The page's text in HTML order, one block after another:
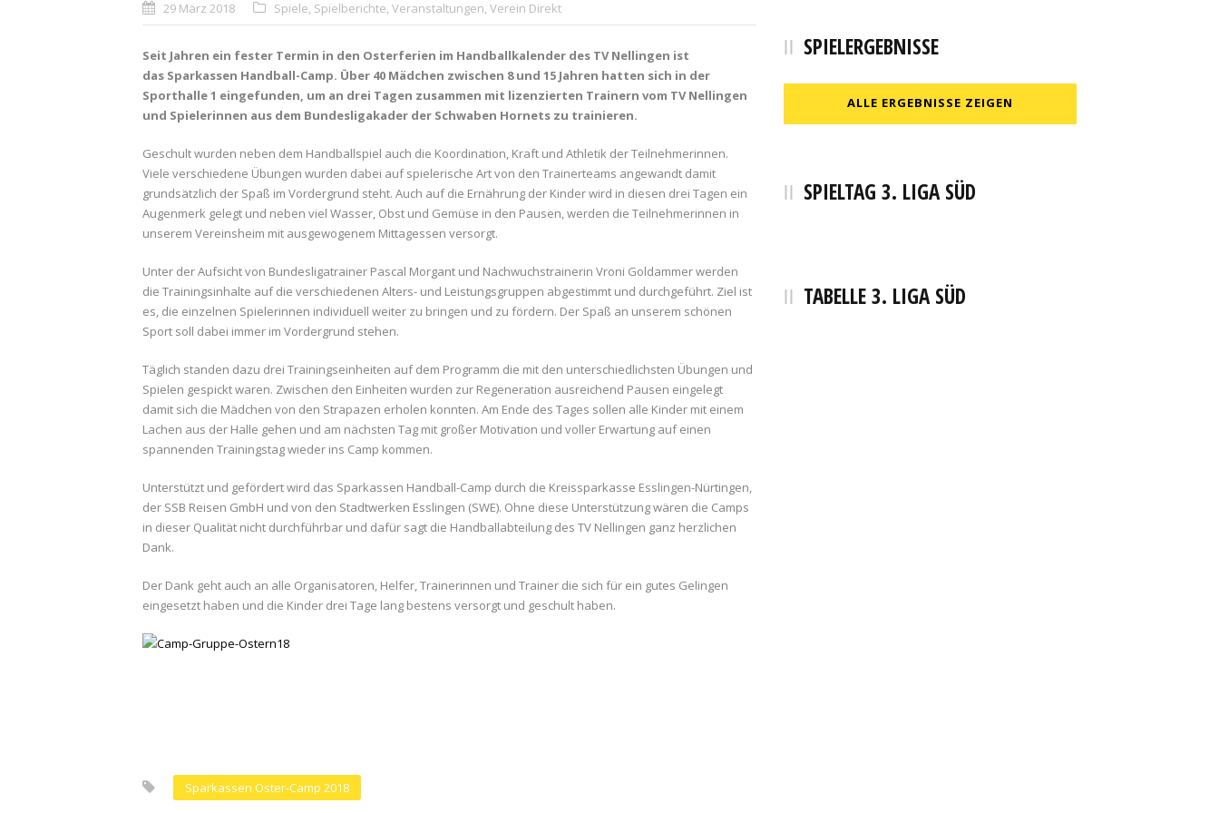
29 März 2018 Spiele, Spielberichte, Veranstaltungen, Verein Direkt
Seit Jahren ein fester Termin in den Osterferien im Handballkalender des TV Nellingen ist
das Sparkassen Handball-Camp. Über 40 Mädchen zwischen 8 und 15 Jahren hatten sich in der
Sporthalle 1 eingefunden, um an drei Tagen zusammen mit lizenzierten Trainern vom TV Nellingen
und Spielerinnen aus dem Bundesligakader der Schwaben Hornets zu trainieren.
Geschult wurden neben dem Handballspiel auch die Koordination, Kraft und Athletik der Teilnehmerinnen.
Viele verschiedene Übungen wurden dabei auf spielerische Art von den Trainerteams angewandt damit
grundsätzlich der Spaß im Vordergrund steht. Auch auf die Ernährung der Kinder wird in diesen drei Tagen ein
Augenmerk gelegt und neben viel Wasser, Obst und Gemüse in den Pausen, werden die Teilnehmerinnen in
unserem Vereinsheim mit ausgewogenem Mittagessen versorgt.
Unter der Aufsicht von Bundesligatrainer Pascal Morgant und Nachwuchstrainerin Vroni Goldammer werden
die Trainingsinhalte auf die verschiedenen Alters- und Leistungsgruppen abgestimmt und durchgeführt. Ziel ist
es, die einzelnen Spielerinnen individuell weiter zu bringen und zu fördern. Der Spaß an unserem schönen
Sport soll dabei immer im Vordergrund stehen.
Täglich standen dazu drei Trainingseinheiten auf dem Programm die mit den unterschiedlichsten Übungen und
Spielen gespickt waren. Zwischen den Einheiten wurden zur Regeneration ausreichend Pausen eingelegt
damit sich die Mädchen von den Strapazen erholen konnten. Am Ende des Tages sollen alle Kinder mit einem
Lachen aus der Halle gehen und am nächsten Tag mit großer Motivation und voller Erwartung auf einen
spannenden Trainingstag wieder ins Camp kommen.
Unterstützt und gefördert wird das Sparkassen Handball-Camp durch die Kreissparkasse Esslingen-Nürtingen,
der SSB Reisen GmbH und von den Stadtwerken Esslingen (SWE). Ohne diese Unterstützung wären die Camps
in dieser Qualität nicht durchführbar und dafür sagt die Handballabteilung des TV Nellingen ganz herzlichen
Dank.
Der Dank geht auch an alle Organisatoren, Helfer, Trainerinnen und Trainer die sich für ein gutes Gelingen
eingesetzt haben und die Kinder drei Tage lang bestens versorgt und geschult haben.
Sparkassen Oster-Camp 2018
SPIELERGEBNISSE
ALLE ERGEBNISSE ZEIGEN
SPIELTAG 3. LIGA SÜD
TABELLE 3. LIGA SÜD